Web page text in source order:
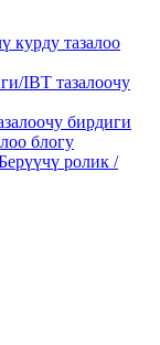
курду тазалоо
IBT тазалоочу
бирдиги
блогу
ролик /